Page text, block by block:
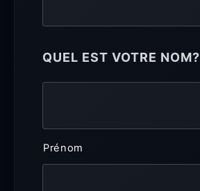
QUEL EST VOTRE NOM?
Prénom